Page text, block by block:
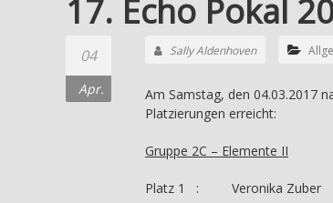
17. Echo Pokal
04
Apr.
Sally Aldenhoven
Am Samstag, den 04.03.2017
Platzierungen erreicht:
Gruppe 2C – Elemente II
Platz 1 : Veronika Zuber